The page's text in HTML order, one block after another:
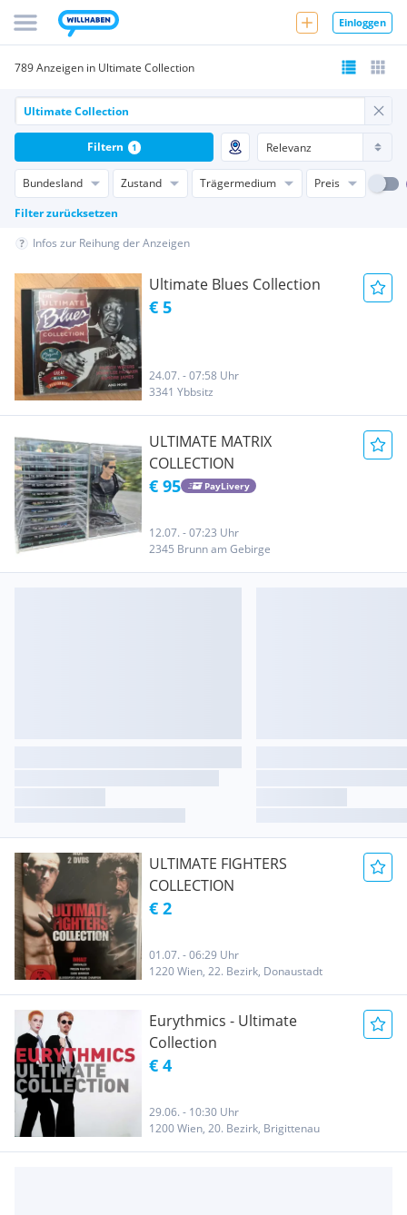
Einloggen
789 Anzeigen in Ultimate Collection
Bundesland Zustand Trägermedium
Preis
Filter zurücksetzen
Filtern 1
Infos zur Reihung der Anzeigen
Ultimate Blues Collection
€ 5
24.07. - 07:58 Uhr
3341 Ybbsitz
ULTIMATE MATRIX
COLLECTION
€ 95 PayLivery
12.07. - 07:23 Uhr
2345 Brunn am Gebirge
ULTIMATE FIGHTERS
COLLECTION
€ 2
01.07. - 06:29 Uhr
1220 Wien, 22. Bezirk, Donaustadt
Eurythmics - Ultimate
Collection
€ 4
29.06. - 10:30 Uhr
1200 Wien, 20. Bezirk, Brigittenau